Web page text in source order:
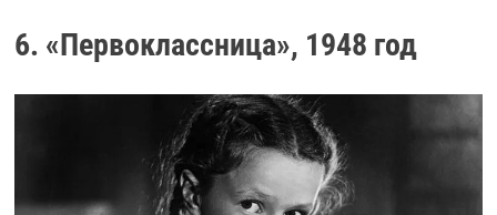
6. «Первоклассница», 1948 год